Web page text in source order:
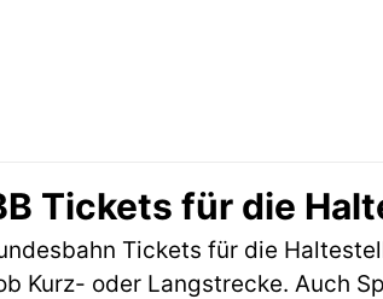
Tickets für die
Tickets für die
Kurz- oder Langstrecke. Auch